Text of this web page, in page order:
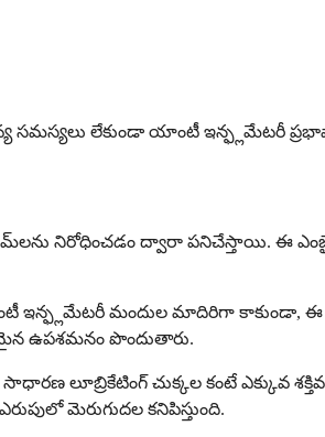
సమస్యలు లేకుండా యాంటీ
నిరోధించడం ద్వారా పనిచేస్తాయి. ఈ
మందుల మాదిరిగా కాకుండా, ఈ
ఉపశమనం పొందుతారు.
చుక్కల కంటే ఎక్కువ
మెరుగుదల కనిపిస్తుంది.